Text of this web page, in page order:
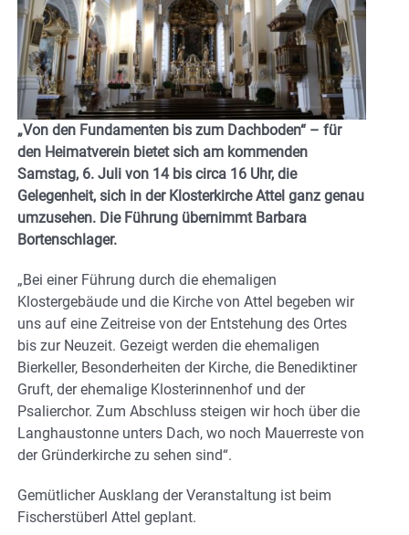
„Von den Fundamenten bis zum Dachboden“ – für
den Heimatverein bietet sich am kommenden
Samstag, 6. Juli von 14 bis circa 16 Uhr, die
Gelegenheit, sich in der Klosterkirche Attel ganz genau
umzusehen. Die Führung übernimmt Barbara
Bortenschlager.
„Bei einer Führung durch die ehemaligen
Klostergebäude und die Kirche von Attel begeben wir
uns auf eine Zeitreise von der Entstehung des Ortes
bis zur Neuzeit. Gezeigt werden die ehemaligen
Bierkeller, Besonderheiten der Kirche, die Benediktiner
Gruft, der ehemalige Klosterinnenhof und der
Psalierchor. Zum Abschluss steigen wir hoch über die
Langhaustonne unters Dach, wo noch Mauerreste von
der Gründerkirche zu sehen sind“.
Gemütlicher Ausklang der Veranstaltung ist beim
Fischerstüberl Attel geplant.